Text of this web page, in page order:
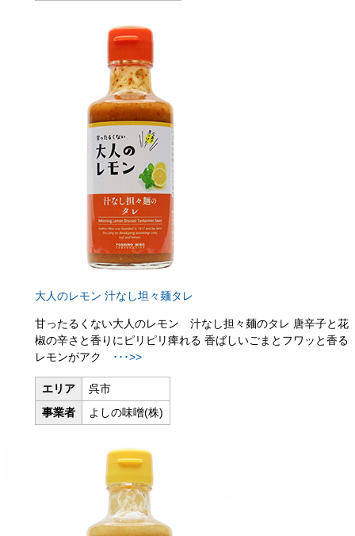
大人のレモン 汁なし坦々麺タレ
甘ったるくない大人のレモン 汁なし担々麺のタレ 唐辛子と花
椒の辛さと香りにピリピリ痺れる 香ばしいごまとフワッと香る
レモンがアク
･･･>>
エリア
呉市
事業者
よしの味噌(株)